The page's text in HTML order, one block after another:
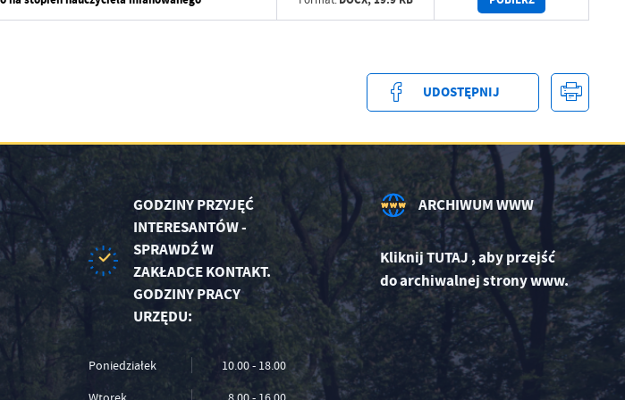
UDOSTĘPNIJ
GODZINY PRZYJĘĆ
INTERESANTÓW -
SPRAWDŹ W
ZAKŁADCE KONTAKT.
GODZINY PRACY
URZĘDU:
Poniedziałek 10.00 - 18.00
ARCHIWUM WWW
KliknijTUTAJ,aby przejść
do archiwalnej strony www.